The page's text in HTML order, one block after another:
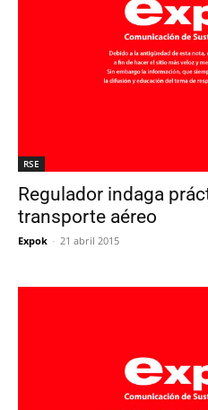
RSE
Regulador indaga
transporte aéreo
Expok - 21 abril 2015